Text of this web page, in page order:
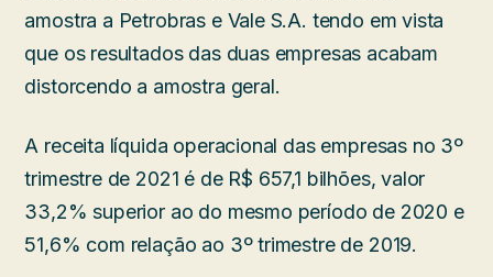
amostra a Petrobras e Vale S.A. tendo em vista
que os resultados das duas empresas acabam
distorcendo a amostra geral.
A receita líquida operacional das empresas no 3º
trimestre de 2021 é de R$ 657,1 bilhões, valor
33,2% superior ao do mesmo período de 2020 e
51,6% com relação ao 3º trimestre de 2019.